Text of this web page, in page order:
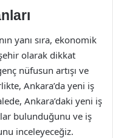
yanı sıra, ekonomik
olarak dikkat
nüfusun artışı ve
Ankara’da yeni iş
Ankara’daki yeni iş
bulunduğunu ve iş
inceleyeceğiz.